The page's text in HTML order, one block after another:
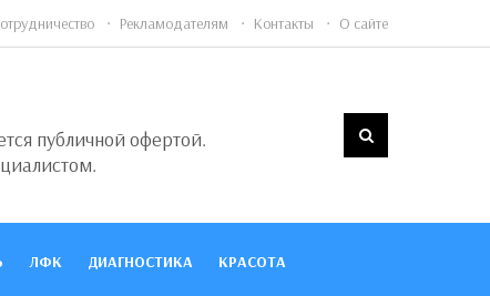
Рекламодателям Контакты О сайте
публичной офертой.
ЛФК ДИАГНОСТИКА КРАСОТА